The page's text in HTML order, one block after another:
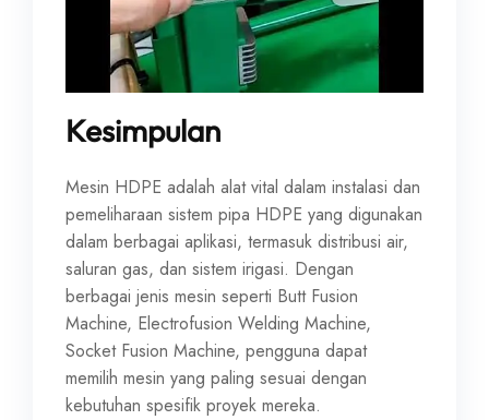
Kesimpulan
Mesin HDPE adalah alat vital dalam instalasi dan
pemeliharaan sistem pipa HDPE yang digunakan
dalam berbagai aplikasi, termasuk distribusi air,
saluran gas, dan sistem irigasi. Dengan
berbagai jenis mesin seperti Butt Fusion
Machine, Electrofusion Welding Machine,
Socket Fusion Machine, pengguna dapat
memilih mesin yang paling sesuai dengan
kebutuhan spesifik proyek mereka.